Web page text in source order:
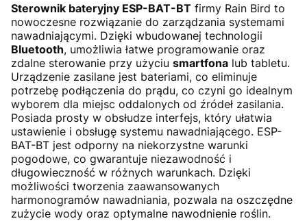
Sterownik bateryjny ESP-BAT-BT firmy Rain Bird to
nowoczesne rozwiązanie do zarządzania systemami
nawadniającymi. Dzięki wbudowanej technologii
Bluetooth, umożliwia łatwe programowanie oraz
zdalne sterowanie przy użyciu smartfona lub tabletu.
Urządzenie zasilane jest bateriami, co eliminuje
potrzebę podłączenia do prądu, co czyni go idealnym
wyborem dla miejsc oddalonych od źródeł zasilania.
Posiada prosty w obsłudze interfejs, który ułatwia
ustawienie i obsługę systemu nawadniającego. ESP-
BAT-BT jest odporny na niekorzystne warunki
pogodowe, co gwarantuje niezawodność i
długowieczność w różnych warunkach. Dzięki
możliwości tworzenia zaawansowanych
harmonogramów nawadniania, pozwala na oszczędne
zużycie wody oraz optymalne nawodnienie roślin.